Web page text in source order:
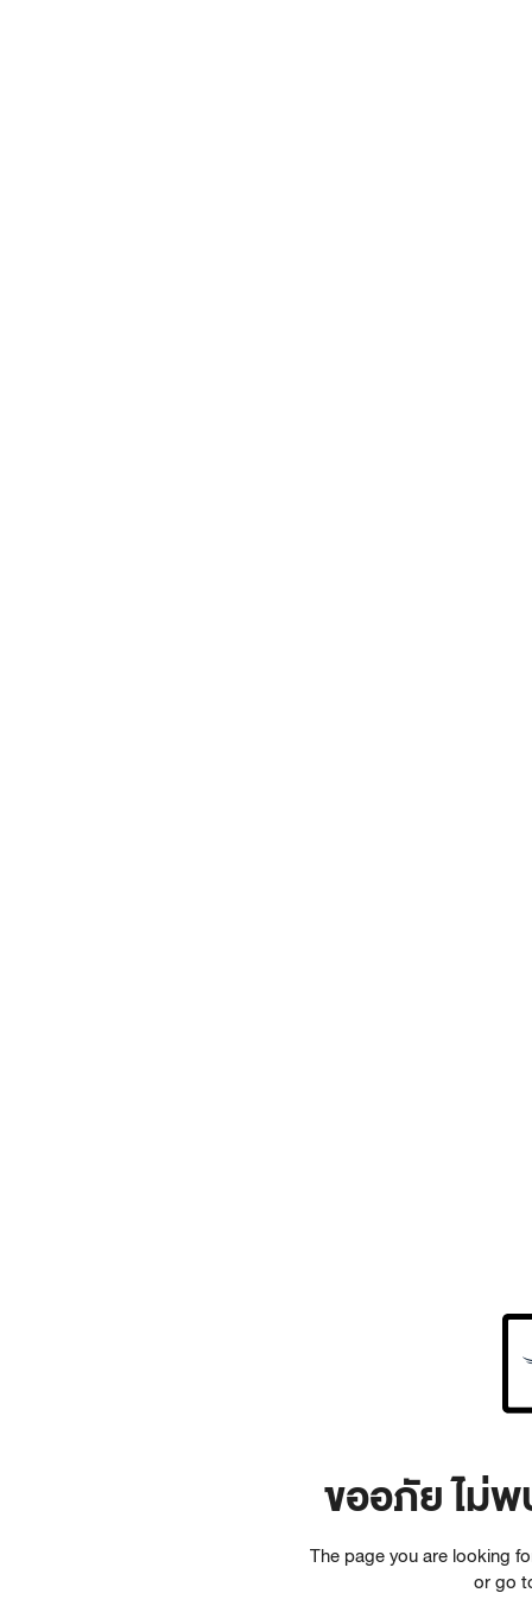
ขออภัย ไม่
The page you are looking
or go